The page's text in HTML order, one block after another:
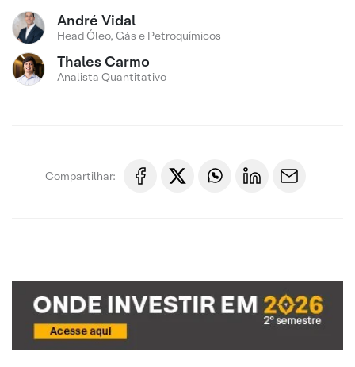
André Vidal
Head Óleo, Gás e Petroquímicos
Thales Carmo
Analista Quantitativo
Compartilhar: